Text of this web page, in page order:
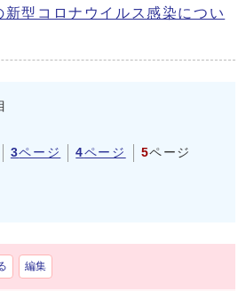
新型コロナウイルス感染につい
3ページ 4ページ 5ページ
編集